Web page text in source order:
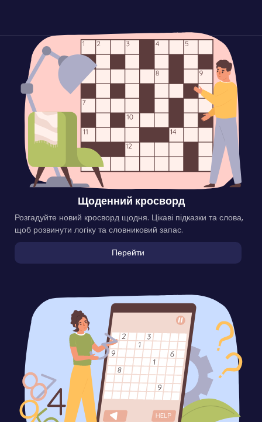
Щоденний кросворд
Розгадуйте новий кросворд щодня. Цікаві підказки та слова,
щоб розвинути логіку та словниковий запас.
Перейти